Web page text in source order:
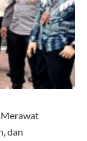
Merawat
dan